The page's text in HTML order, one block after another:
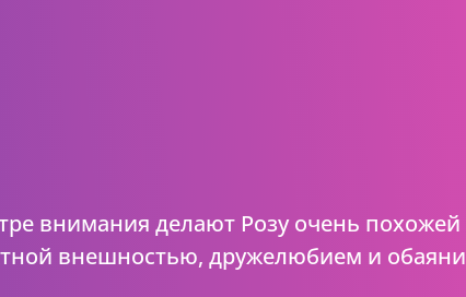
внимания делают Розу очень похожей
внешностью, дружелюбием и